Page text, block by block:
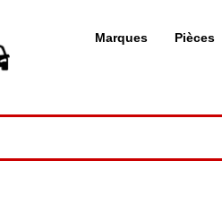
Marques Pièces